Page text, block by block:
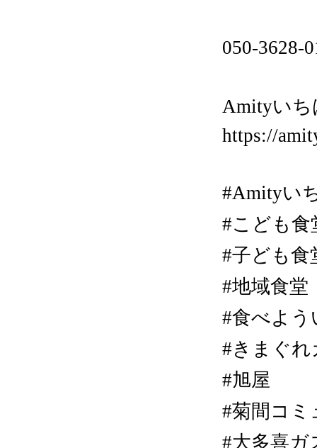
050-3628-
Amityいち
https://
#Amityい
#こども食
#子ども食
#地域食堂
#食べよう
#きまぐれ
#旭屋
#菊間コ
#大多喜ガ